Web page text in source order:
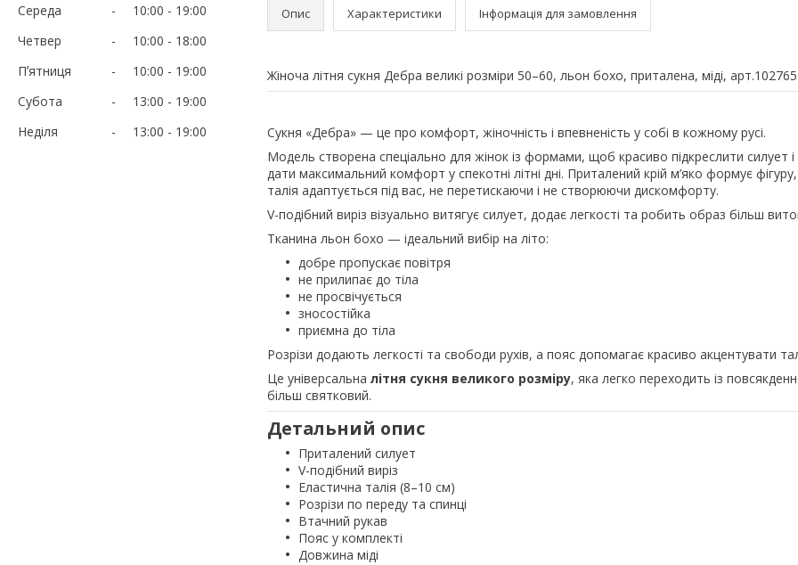
Середа
10:00
19:00
Четвер
10:00
18:00
Пʼятниця
10:00
19:00
Субота
13:00
19:00
Неділя
13:00 19:00
Опис Характеристики Інформація для замовлення
Жіноча літня сукня Дебра великі розміри 50–60, льон бохо, приталена, міді, арт.102765
Сукня «Дебра» — це про комфорт, жіночність і впевненість у собі в кожному русі.
Модель створена спеціально для жінок із формами, щоб красиво підкреслити силует
дати максимальний комфорт у спекотні літні дні. Приталений крій м’яко формує
талія адаптується під вас, не перетискаючи і не створюючи дискомфорту.
V-подібний виріз візуально витягує силует, додає легкості та робить образ більш
Тканина льон бохо — ідеальний вибір на літо:
добре пропускає повітря
не прилипає до тіла
не просвічується
зносостійка
приємна до тіла
Розрізи додають легкості та свободи рухів, а пояс допомагає красиво акцентувати
Це універсальна літня сукня великого розміру, яка легко переходить із
більш святковий.
Детальний опис
Приталений силует
V-подібний виріз
Еластична талія (8–10 см)
Розрізи по переду та спинці
Втачний рукав
Пояс у комплекті
Довжина міді